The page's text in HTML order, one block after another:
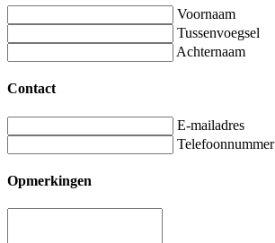
Voornaam
Tussenvoegsel
Achternaam
Contact
E-mailadres
Telefoonnummer
Opmerkingen